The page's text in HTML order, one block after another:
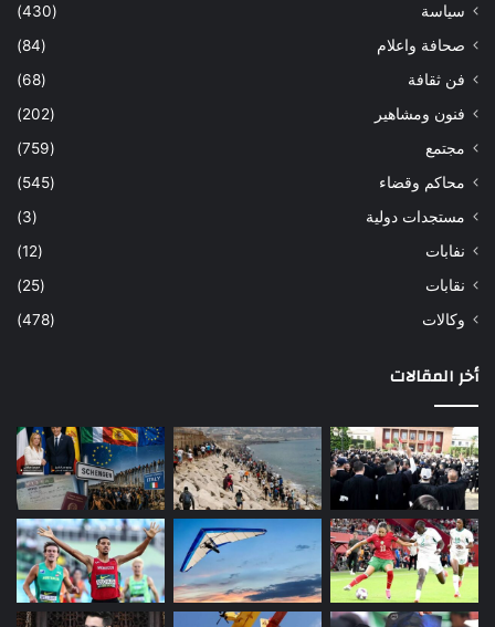
سياسة
(430)
صحافة واعلام
(84)
فن ثقافة
(68)
فنون ومشاهير
(202)
مجتمع
(759)
محاكم وقضاء
(545)
مستجدات دولية
(3)
نفابات
(12)
نقابات
(25)
وكالات
(478)
أخر المقالات